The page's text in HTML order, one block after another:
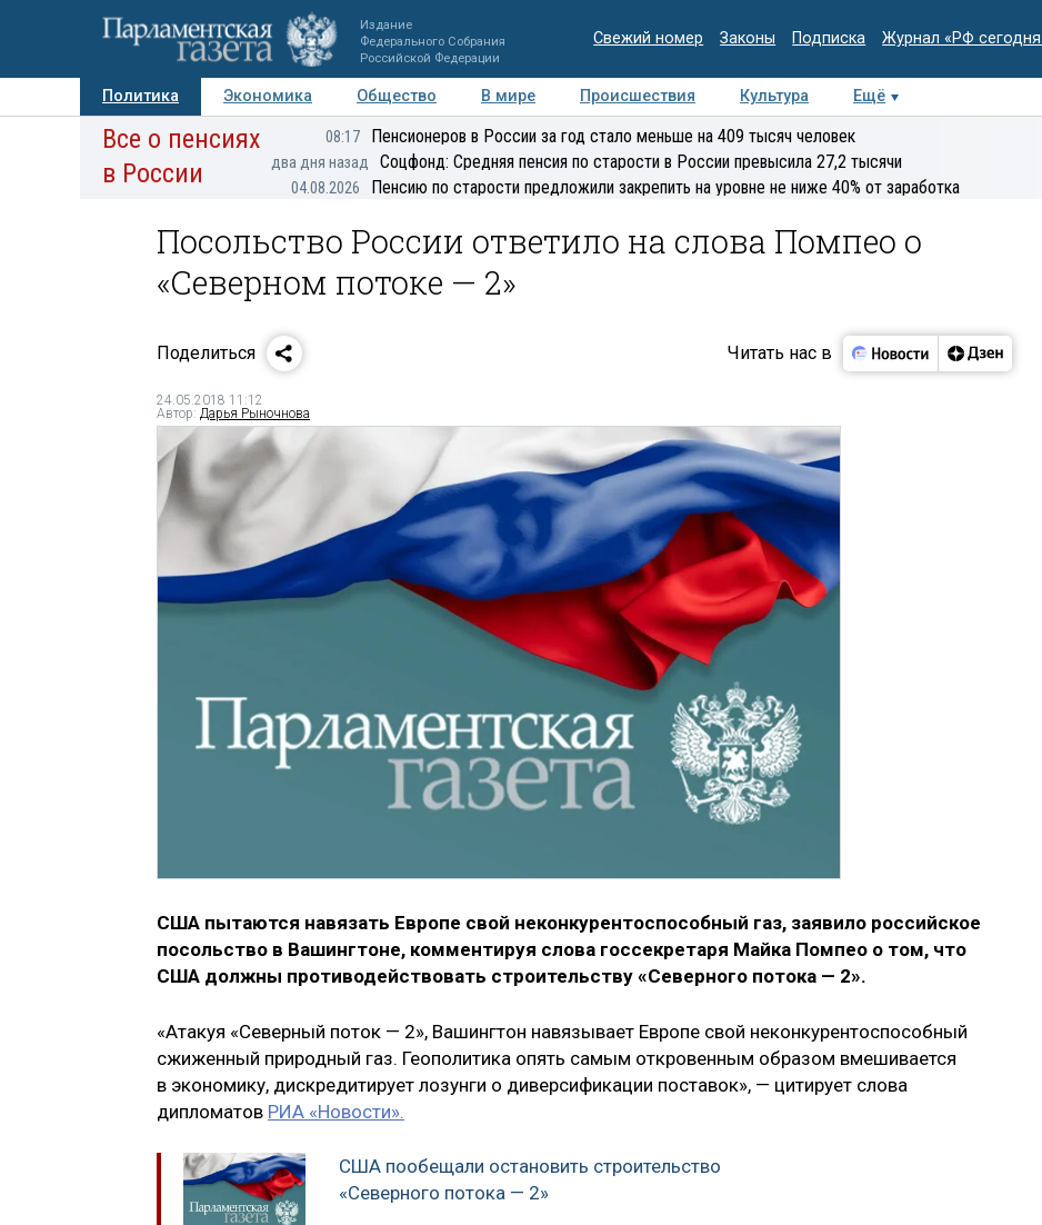
Издание
Федерального Собрания
Российской Федерации
Свежий номер Законы Подписка Журнал «РФ
Политика Экономика Общество В мире Происшествия Культура Ещё
Авторы Персоны Мнения Регионы Медиацентр Интервью Колумнисты
Все о пенсиях
в России
08:17 Пенсионеров в России за год стало меньше на 409 тысяч человек
два дня назад Соцфонд: Средняя пенсия по старости в России превысила 27,2 тысячи
04.08.2026 Пенсию по старости предложили закрепить на уровне не ниже 40% от заработка
Посольство России ответило на слова Помпео о
«Северном потоке — 2»
Поделиться Читать нас в
24.05.2018 11:12
Автор: Дарья Рыночнова
США пытаются навязать Европе свой неконкурентоспособный газ, заявило российское
посольство в Вашингтоне, комментируя слова госсекретаря Майка Помпео о том, что
США должны противодействовать строительству «Северного потока — 2».
«Атакуя «Северный поток — 2», Вашингтон навязывает Европе свой неконкурентоспособный
сжиженный природный газ. Геополитика опять самым откровенным образом вмешивается
в экономику, дискредитирует лозунги о диверсификации поставок», — цитирует слова
дипломатов РИА «Новости».
США пообещали остановить строительство
«Северного потока — 2»